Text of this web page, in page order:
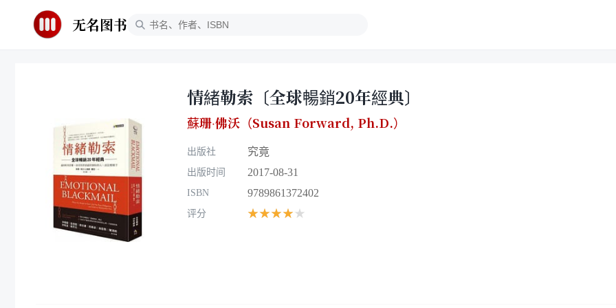
无名图书
情緒勒索〔全球暢銷20年經典〕
蘇珊‧佛沃（Susan Forward , Ph.D.）
出版社 究竟
出版时间 2017-08-31
ISBN 9789861372402
评分 ★★★★★